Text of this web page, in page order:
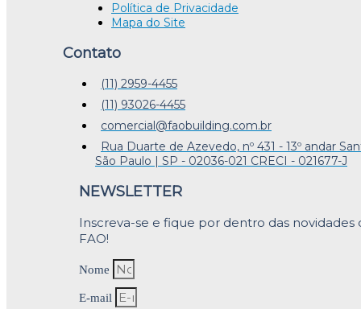
Política de Privacidade
Mapa do Site
Contato
(11) 2959-4455
(11) 93026-4455
comercial@faobuilding.com.br
Rua Duarte de Azevedo, nº 431 - 13º andar
São Paulo | SP - 02036-021 CRECI - 021677-J
NEWSLETTER
Inscreva-se e fique por dentro das novidades
FAO!
Nome
E-mail